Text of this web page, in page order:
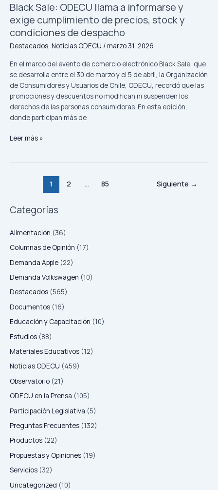
Categorías
Alimentación (36)
Columnas de Opinión (17)
Demanda Apple (22)
Demanda Volkswagen (10)
Destacados (565)
Documentos (16)
Educación y Capacitación (10)
Estudios (88)
Materiales Educativos (12)
Noticias ODECU (459)
Observatorio (21)
ODECU en la Prensa (105)
Participación Legislativa (5)
Preguntas Frecuentes (132)
Productos (22)
Propuestas y Opiniones (19)
Servicios (32)
Uncategorized (10)
refuerza
llamado
a
mejorar
seguridad
de
productos
Black Sale: ODECU llama a informarse y
exige cumplimiento de precios, stock y
condiciones de despacho
Destacados, Noticias ODECU /marzo 31, 2026
En el marco del evento de comercio electrónico Black Sale, que
se desarrolla entre el 30 de marzo y el 5 de abril, la Organización
de Consumidores y Usuarios de Chile, ODECU, recordó que las
promociones y descuentos no modifican ni suspenden los
derechos de las personas consumidoras. En esta edición,
donde participan más de
Black
exige
de
precios,
y
condiciones
de
Leer más »
1 2 … 85 Siguiente →